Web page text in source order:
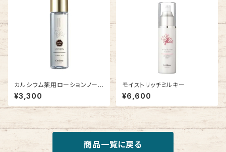
カルシウム薬用ローションノーマ
ル
¥3,300
モイストリッチミルキー
¥6,600
商品一覧に戻る